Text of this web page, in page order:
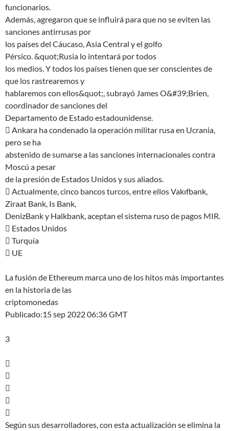
funcionarios.
Además, agregaron que se influirá para que no se eviten las
sanciones antirrusas por
los países del Cáucaso, Asia Central y el golfo
Pérsico. &quot;Rusia lo intentará por todos
los medios. Y todos los países tienen que ser conscientes de
que los rastrearemos y
hablaremos con ellos&quot;, subrayó James O&#39;Brien,
coordinador de sanciones del
Departamento de Estado estadounidense.
 Ankara ha condenado la operación militar rusa en Ucrania,
pero se ha
abstenido de sumarse a las sanciones internacionales contra
Moscú a pesar
de la presión de Estados Unidos y sus aliados.
 Actualmente, cinco bancos turcos, entre ellos Vakıfbank,
Ziraat Bank, Is Bank,
DenizBank y Halkbank, aceptan el sistema ruso de pagos MIR.
 Estados Unidos
 Turquía
 UE
La fusión de Ethereum marca uno de los hitos más importantes
en la historia de las
criptomonedas
Publicado:15 sep 2022 06:36 GMT
3





Según sus desarrolladores, con esta actualización se elimina la